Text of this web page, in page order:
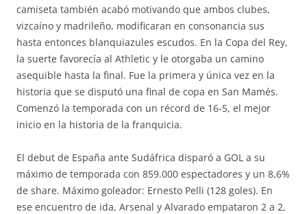
camiseta también acabó motivando que ambos clubes,
vizcaíno y madrileño, modificaran en consonancia sus
hasta entonces blanquiazules escudos. En la Copa del Rey,
la suerte favorecía al Athletic y le otorgaba un camino
asequible hasta la final. Fue la primera y única vez en la
historia que se disputó una final de copa en San Mamés.
Comenzó la temporada con un récord de 16-5, el mejor
inicio en la historia de la franquicia.
El debut de España ante Sudáfrica disparó a GOL a su
máximo de temporada con 859.000 espectadores y un 8,6%
de share. Máximo goleador: Ernesto Pelli (128 goles). En
ese encuentro de ida, Arsenal y Alvarado empataron 2 a 2,